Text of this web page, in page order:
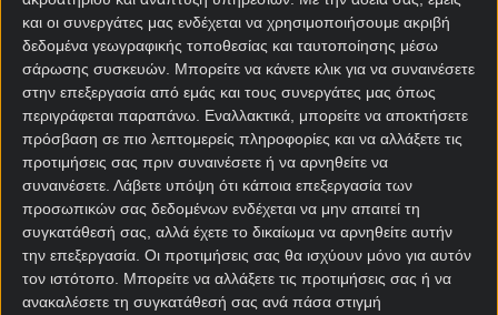
και οι συνεργάτες μας ενδέχεται να χρησιμοποιήσουμε ακριβή
δεδομένα γεωγραφικής τοποθεσίας και ταυτοποίησης μέσω
σάρωσης συσκευών. Μπορείτε να κάνετε κλικ για να συναινέσετε
στην επεξεργασία από εμάς και τους συνεργάτες μας όπως
περιγράφεται παραπάνω. Εναλλακτικά, μπορείτε να αποκτήσετε
πρόσβαση σε πιο λεπτομερείς πληροφορίες και να αλλάξετε τις
προτιμήσεις σας πριν συναινέσετε ή να αρνηθείτε να
συναινέσετε. Λάβετε υπόψη ότι κάποια επεξεργασία των
προσωπικών σας δεδομένων ενδέχεται να μην απαιτεί τη
συγκατάθεσή σας, αλλά έχετε το δικαίωμα να αρνηθείτε αυτήν
την επεξεργασία. Οι προτιμήσεις σας θα ισχύουν μόνο για αυτόν
τον ιστότοπο. Μπορείτε να αλλάξετε τις προτιμήσεις σας ή να
ανακαλέσετε τη συγκατάθεσή σας ανά πάσα στιγμή
Τσεχία – Δανία
προγνωστικά
Η Τσεχία έχει καταφέρει να παραμείνει αήττητη στα
14 από τα πρόσφατα 16 παιχνίδια της από τον
Σεπτέμβριο του 2024. Ένα μεγάλο πρόβλημα για την
ομάδα του Μίροσλαβ Κούμπεκ είναι ότι δεν κάνει
τελικές στον στόχο. Είναι χαρακτηριστικό ότι στα
πέντε από τα έξι πρόσφατα παιχνίδια της, η Τσεχία
είχε το πολύ τρεις τελικές στον στόχο!